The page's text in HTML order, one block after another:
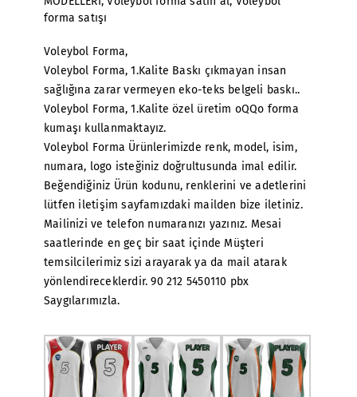
forma satışı
Voleybol Forma,
Voleybol Forma, 1.Kalite Baskı çıkmayan insan
sağlığına zarar vermeyen eko-teks belgeli baskı..
Voleybol Forma, 1.Kalite özel üretim oQQo forma
kumaşı kullanmaktayız.
Voleybol Forma Ürünlerimizde renk, model, isim,
numara, logo isteğiniz doğrultusunda imal edilir.
Beğendiğiniz Ürün kodunu, renklerini ve adetlerini
lütfen iletişim sayfamızdaki mailden bize iletiniz.
Mailinizi ve telefon numaranızı yazınız. Mesai
saatlerinde en geç bir saat içinde Müşteri
temsilcilerimiz sizi arayarak ya da mail atarak
yönlendireceklerdir. 90 212 5450110 pbx
Saygılarımızla.